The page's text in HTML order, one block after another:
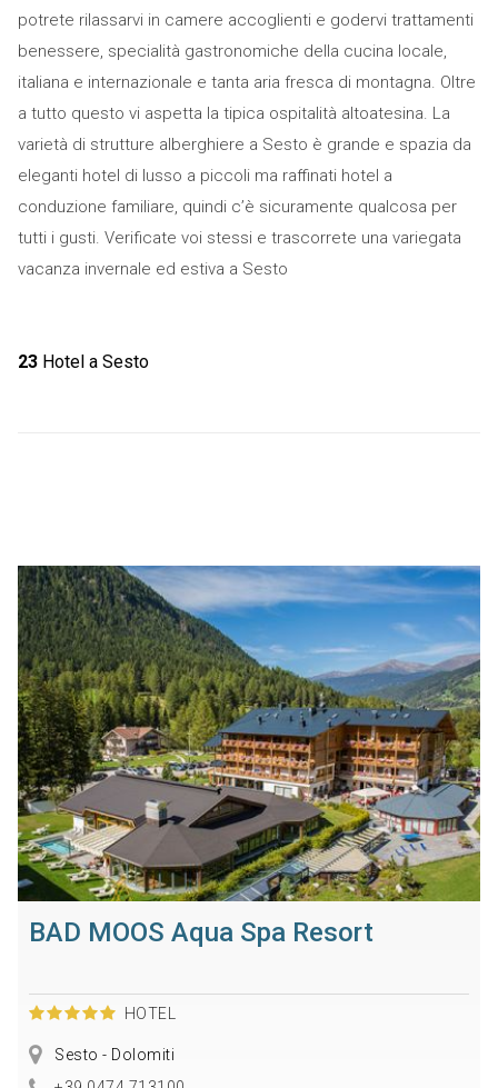
potrete rilassarvi in camere accoglienti e godervi trattamenti
benessere, specialità gastronomiche della cucina locale,
italiana e internazionale e tanta aria fresca di montagna. Oltre
a tutto questo vi aspetta la tipica ospitalità altoatesina. La
varietà di strutture alberghiere a Sesto è grande e spazia da
eleganti hotel di lusso a piccoli ma raffinati hotel a
conduzione familiare, quindi c’è sicuramente qualcosa per
tutti i gusti. Verificate voi stessi e trascorrete una variegata
vacanza invernale ed estiva a Sesto
23Hotel a Sesto
BAD MOOS Aqua Spa Resort
HOTEL
Sesto - Dolomiti